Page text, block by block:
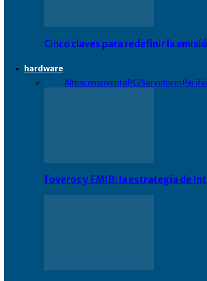
Cinco claves para redefinir la
hardware
AlmacenamientoPC/Servidores
Foveros y EMIB: la estrategia de